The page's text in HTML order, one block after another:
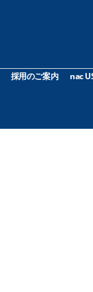
採用のご案内 nac